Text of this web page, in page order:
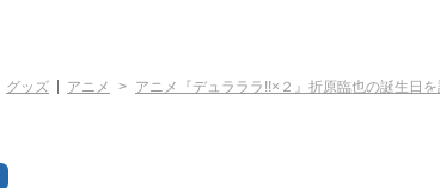
グッズ アニメ アニメ『デュラララ!!×２』折原臨也の誕生日